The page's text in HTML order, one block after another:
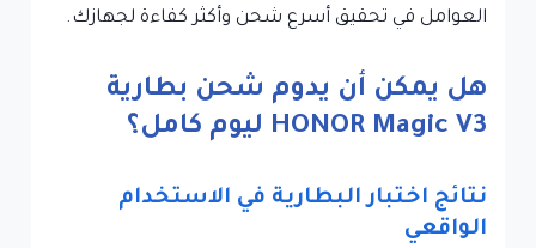
العوامل في تحقيق أسرع شحن وأكثر كفاءة لجهازك.
هل يمكن أن يدوم شحن بطارية
HONOR Magic V3 ليوم كامل؟
نتائج اختبار البطارية في الاستخدام
الواقعي